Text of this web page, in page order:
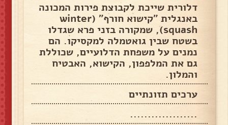
דלורית שייכת לקבוצת פירות המכונה
באנגלית "קישוא חורף" (winter
squash), שמקורה בזני פרא שגדלו
בשטח שבין גואטמלה למקסיקו. הם
נמנים על משפחת הדלועיים, שכוללת
גם את המלפפון, הקישוא, האבטיח
והמלון.
ערכים תזונתיים
...................